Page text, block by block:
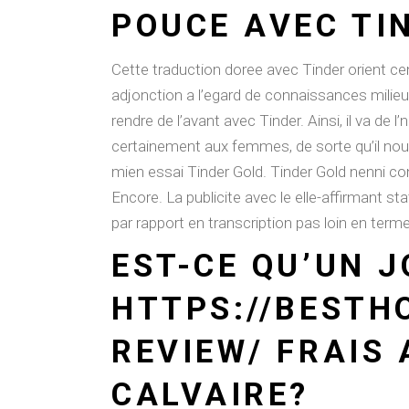
POUCE AVEC
Cette traduction doree avec Tinder orient
adjonction a l’egard de connaissances
rendre de l’avant avec Tinder. Ainsi, il va
certainement aux femmes, de sorte qu’il
mien essai Tinder Gold. Tinder Gold nenni
Encore. La publicite avec le elle-affirmant
par rapport en transcription pas loin en
EST-CE QU’UN
HTTPS://
REVIEW/ FRAIS
CALVAIRE?